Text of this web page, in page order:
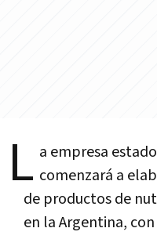
L a empresa
comenzará a
de productos de
en la Argentina,